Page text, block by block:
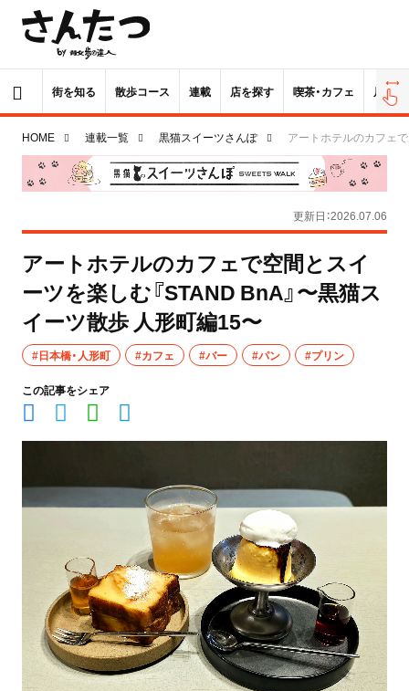
街を知る 散歩コース 連載 店を探す 喫茶・カフェ 居酒屋
HOME 連載一覧 黒猫スイーツさんぽ アートホテルのカフェ
更新日：2026.07.06
アートホテルのカフェで空間とスイ
ーツを楽しむ『STAND BnA』〜黒猫ス
イーツ散歩 人形町編15〜
#日本橋・人形町 #カフェ #バー #パン #プリン
この記事をシェア